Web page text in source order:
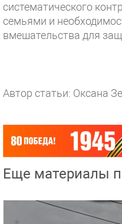
систематического
семьями и
вмешательства для
Автор статьи: Оксана
Еще материалы